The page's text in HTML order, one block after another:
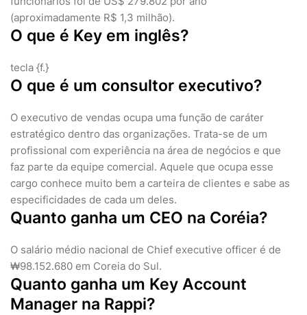
(aproximadamente R$ 1,3 milhão).
O que é Key em inglês?
tecla {f.}
O que é um consultor executivo?
O executivo de vendas ocupa uma função de caráter
estratégico dentro das organizações. Trata-se de um
profissional com experiência na área de negócios e que
faz parte da equipe comercial. Aquele que ocupa esse
cargo conhece muito bem a carteira de clientes e sabe as
especificidades de cada um deles.
Quanto ganha um CEO na Coréia?
O salário médio nacional de Chief executive officer é de
₩98.152.680 em Coreia do Sul.
Quanto ganha um Key Account
Manager na Rappi?